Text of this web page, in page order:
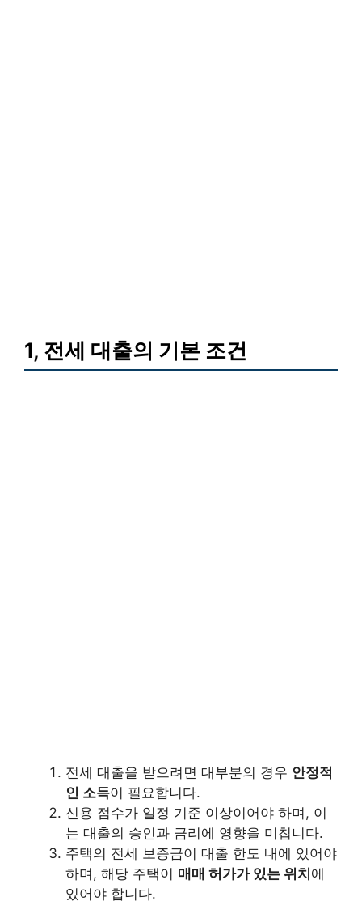
1, 전세 대출의 기본 조건
전세 대출을 받으려면 대부분의 경우 안정적
인 소득이 필요합니다.
신용 점수가 일정 기준 이상이어야 하며, 이
는 대출의 승인과 금리에 영향을 미칩니다.
주택의 전세 보증금이 대출 한도 내에 있어야
하며, 해당 주택이 매매 허가가 있는 위치에
있어야 합니다.